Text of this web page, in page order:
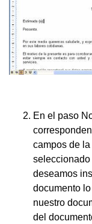
En el paso
campos de
seleccionado
deseamos
documento
nuestro
del